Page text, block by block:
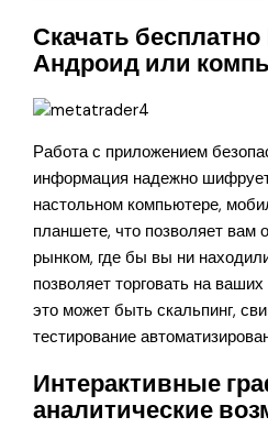
Скачать
Андроид или
Работа с приложением
информация надежно
настольном компьютере,
планшете, что позволяет вам
рынком, где бы вы ни
позволяет торговать на
это может быть скальпинг,
тестирование
Интерактивные
аналитические